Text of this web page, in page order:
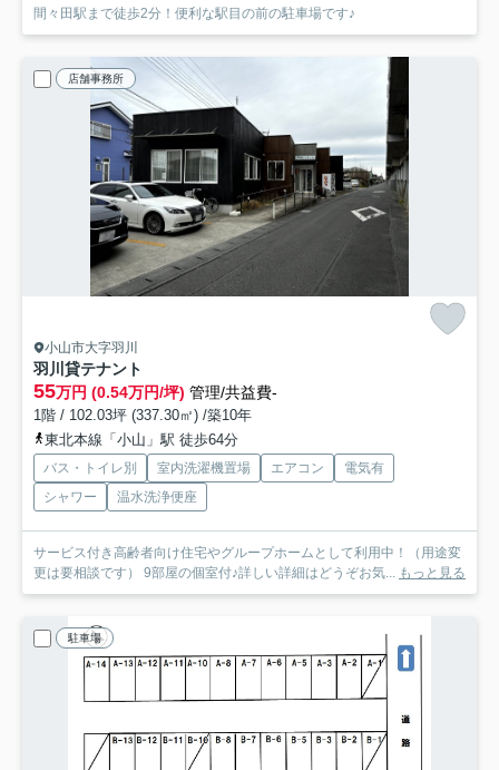
間々田駅まで徒歩2分！便利な駅目の前の駐車場です♪
店舗事務所
小山市大字羽川
羽川貸テナント
55万円 (0.54万円/坪) 管理/共益費-
1階 / 102.03坪 (337.30㎡) /築10年
東北本線「小山」駅 徒歩64分
バス・トイレ別 室内洗濯機置場 エアコン
電気有
シャワー
温水洗浄便座
サービス付き高齢者向け住宅やグループホームとして利用中！（用途変
更は要相談です） 9部屋の個室付♪詳しい詳細はどうぞお気... もっと見る
駐車場